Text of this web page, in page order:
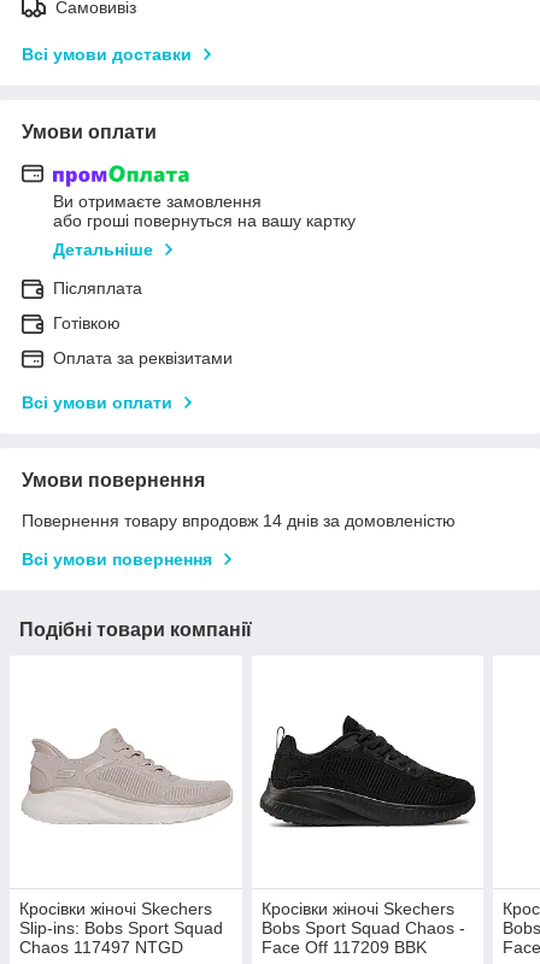
Самовивіз
Всі умови доставки
Умови оплати
Ви отримаєте замовлення
або гроші повернуться на вашу картку
Детальніше
Післяплата
Готівкою
Оплата за реквізитами
Всі умови оплати
Умови повернення
Повернення товару впродовж 14 днів за домовленістю
Всі умови повернення
Подібні товари компанії
Кросівки жіночі Skechers
Slip-ins: Bobs Sport Squad
Chaos 117497 NTGD
Кросівки жіночі Skechers
Bobs Sport Squad Chaos -
Face Off 117209 BBK